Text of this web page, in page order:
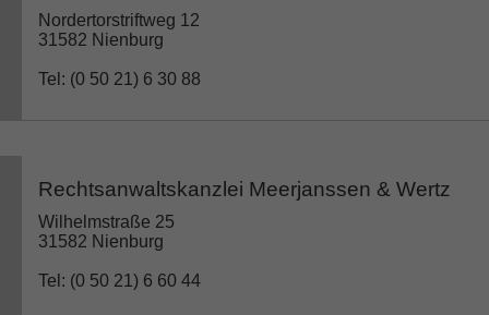
Nordertorstriftweg 12
31582 Nienburg
Tel: (0 50 21) 6 30 88
Rechtsanwaltskanzlei Meerjanssen & Wertz
Wilhelmstraße 25
31582 Nienburg
Tel: (0 50 21) 6 60 44